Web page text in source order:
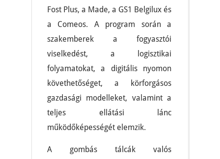
Fost Plus, a Made, a GS1 Belgilux és
a Comeos. A program során a
szakemberek a fogyasztói
viselkedést, a logisztikai
folyamatokat, a digitális nyomon
követhetőséget, a körforgásos
gazdasági modelleket, valamint a
teljes ellátási lánc
működőképességét elemzik.
A gombás tálcák valós